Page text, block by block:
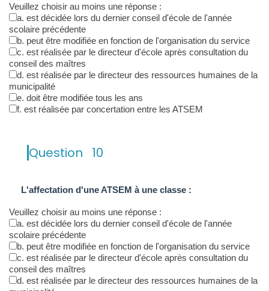
Veuillez choisir au moins une réponse :
a. est décidée lors du dernier conseil d'école de l'année
scolaire précédente
b. peut être modifiée en fonction de l'organisation du service
c. est réalisée par le directeur d'école après consultation du
conseil des maîtres
d. est réalisée par le directeur des ressources humaines de la
municipalité
e. doit être modifiée tous les ans
f. est réalisée par concertation entre les ATSEM
Question 10
L'affectation d'une ATSEM à une classe :
Veuillez choisir au moins une réponse :
a. est décidée lors du dernier conseil d'école de l'année
scolaire précédente
b. peut être modifiée en fonction de l'organisation du service
c. est réalisée par le directeur d'école après consultation du
conseil des maîtres
d. est réalisée par le directeur des ressources humaines de la